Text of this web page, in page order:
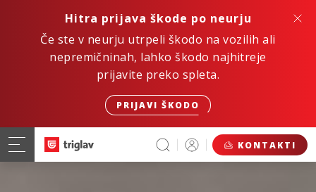
Hitra prijava škode po neurju
Če ste v neurju utrpeli škodo na vozilih ali
nepremičninah, lahko škodo najhitreje
prijavite preko spleta.
PRIJAVI ŠKODO
KONTAKTI